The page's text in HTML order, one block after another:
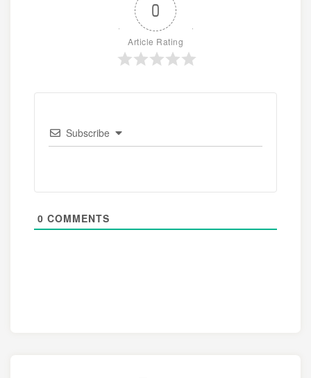
0
Article Rating
Subscribe
0 COMMENTS